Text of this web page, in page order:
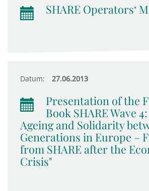
SHARE Operators‘
Datum: 27.06.2013
Presentation of the
Book SHARE Wave
Ageing and Solidarity
Generations in Europe –
from SHARE after the
Crisis"